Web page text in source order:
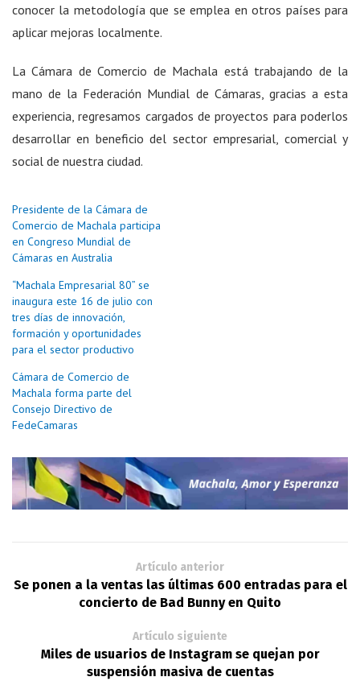
conocer la metodología que se emplea en otros países para
aplicar mejoras localmente.
La Cámara de Comercio de Machala está trabajando de la
mano de la Federación Mundial de Cámaras, gracias a esta
experiencia, regresamos cargados de proyectos para poderlos
desarrollar en beneficio del sector empresarial, comercial y
social de nuestra ciudad.
Presidente de la Cámara de
Comercio de Machala participa
en Congreso Mundial de
Cámaras en Australia
“Machala Empresarial 80” se
inaugura este 16 de julio con
tres días de innovación,
formación y oportunidades
para el sector productivo
Cámara de Comercio de
Machala forma parte del
Consejo Directivo de
FedeCamaras
Artículo anterior
Se ponen a la ventas las últimas 600 entradas para el
concierto de Bad Bunny en Quito
Artículo siguiente
Miles de usuarios de Instagram se quejan por
suspensión masiva de cuentas